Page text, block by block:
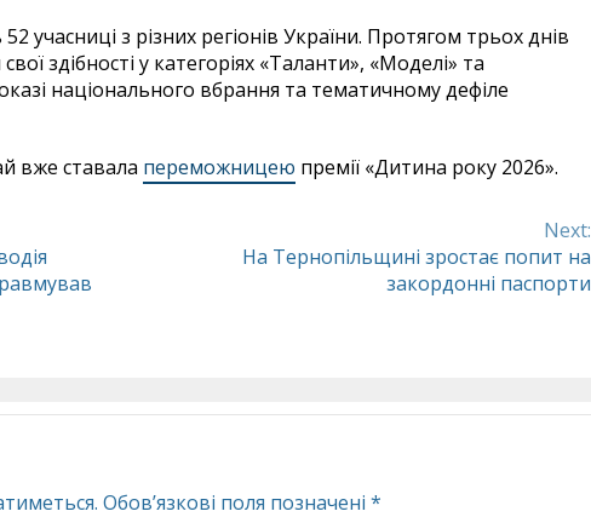
учасниці з різних регіонів України. Протягом трьох днів
здібності у категоріях «Таланти», «Моделі» та
національного вбрання та тематичному дефіле
вже ставала переможницею премії «Дитина року 2026».
Next:
На Тернопільщині зростає попит на
закордонні паспорти
Обов’язкові поля позначені *